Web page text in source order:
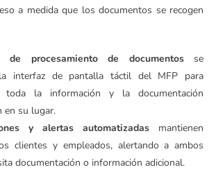
a medida que los documentos se recogen
de procesamiento de documentos se
interfaz de pantalla táctil del MFP para
toda la información y la documentación
en su lugar.
y alertas automatizadas mantienen
clientes y empleados, alertando a ambos
documentación o información adicional.